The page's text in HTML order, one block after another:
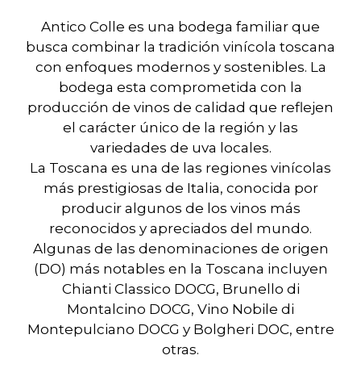
Antico Colle es una bodega familiar que
busca combinar la tradición vinícola toscana
con enfoques modernos y sostenibles. La
bodega esta comprometida con la
producción de vinos de calidad que reflejen
el carácter único de la región y las
variedades de uva locales.
La Toscana es una de las regiones vinícolas
más prestigiosas de Italia, conocida por
producir algunos de los vinos más
reconocidos y apreciados del mundo.
Algunas de las denominaciones de origen
(DO) más notables en la Toscana incluyen
Chianti Classico DOCG, Brunello di
Montalcino DOCG, Vino Nobile di
Montepulciano DOCG y Bolgheri DOC, entre
otras.